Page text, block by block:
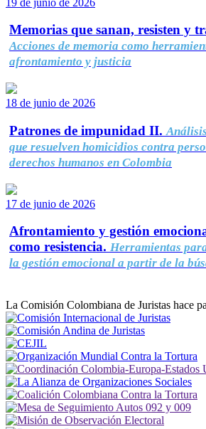
Memorias que sanan, resisten y
Acciones de memoria como
afrontamiento y justicia
18 de junio de 2026
Patrones de impunidad II.
que resuelven homicidios contra
derechos humanos en Colombia
17 de junio de 2026
Afrontamiento y gestión
como resistencia. Herramientas
la gestión emocional a partir de la
La Comisión Colombiana de Juristas hace